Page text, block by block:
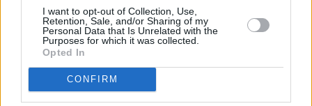
I want to opt-out of Collection, Use,
Retention, Sale, and/or Sharing of my
Personal Data that Is Unrelated with the
Purposes for which it was collected.
Opted In
CONFIRM
tecnologica. Un dialogo che vedrà seduti allo stesso tavolo
istituzioni e imprenditori, chiamati a confrontarsi su sfide e
prospettive comuni, tra cui Vincenzo Colla, Vicepresidente con
delega a Sviluppo economico e green economy, Energia,
Formazione professionale, Università e ricerca,
Direttore Generale Cura della Persona, Salute e Welfare,